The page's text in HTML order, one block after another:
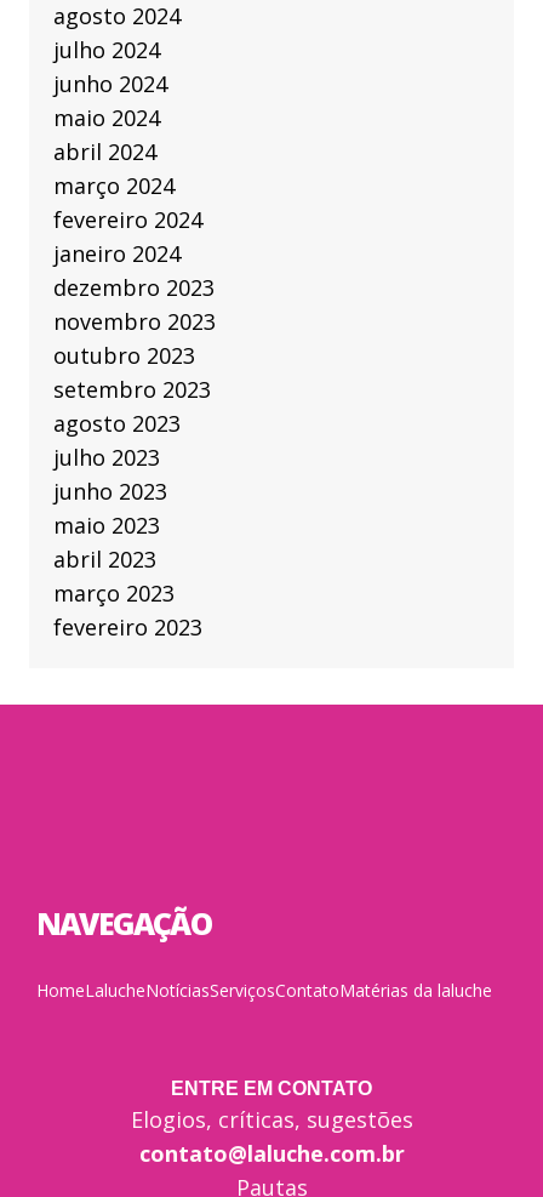
agosto 2024
julho 2024
junho 2024
maio 2024
abril 2024
março 2024
fevereiro 2024
janeiro 2024
dezembro 2023
novembro 2023
outubro 2023
setembro 2023
agosto 2023
julho 2023
junho 2023
maio 2023
abril 2023
março 2023
fevereiro 2023
NAVEGAÇÃO
HomeLalucheNotíciasServiçosContatoMatérias da laluche
ENTRE EM CONTATO
Elogios, críticas, sugestões
contato@laluche.com.br
Pautas